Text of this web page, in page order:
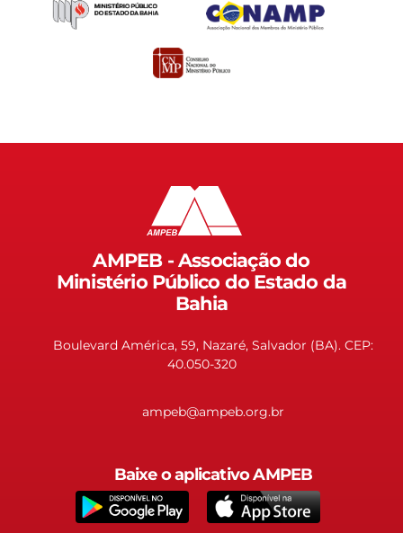
AMPEB - Associação do
Ministério Público do Estado da
Bahia
Boulevard América, 59, Nazaré, Salvador (BA). CEP:
40.050-320
ampeb@ampeb.org.br
Baixe o aplicativo AMPEB